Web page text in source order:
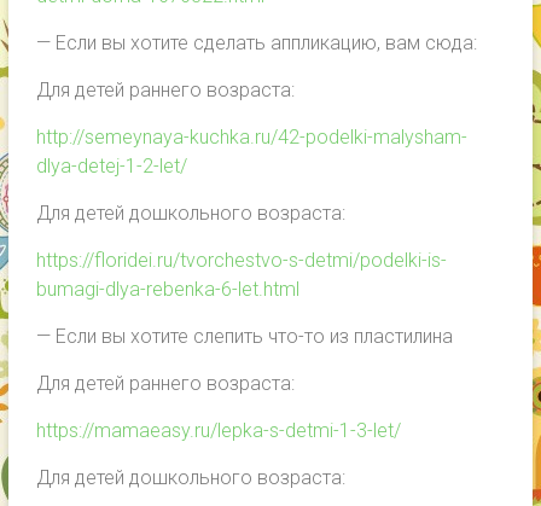
— Если вы хотите сделать аппликацию, вам сюда:
Для детей раннего возраста:
http://semeynaya-kuchka.ru/42-podelki-malysham-
dlya-detej-1-2-let/
Для детей дошкольного возраста:
https://floridei.ru/tvorchestvo-s-detmi/podelki-is-
bumagi-dlya-rebenka-6-let.html
— Если вы хотите слепить что-то из пластилина
Для детей раннего возраста:
https://mamaeasy.ru/lepka-s-detmi-1-3-let/
Для детей дошкольного возраста: